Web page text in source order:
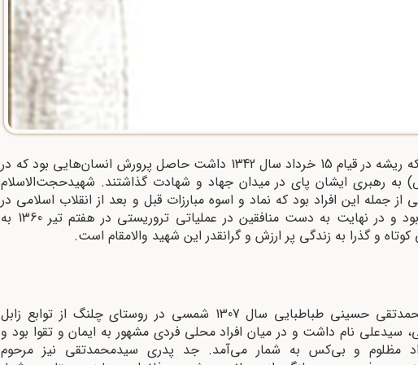
پیروزی نهضت امام خمینی که ریشه در قیام 15 خرداد سال 1342 داشت حاصل پرورش انسان‌هایی بود که در
رهبری ایشان پای در میدان جهاد و شهادت گذاشتند. شهیدحجت‌الاسلام
جمله این افراد بود که نماد و اسوه مبارزات قبل و بعد از انقلاب اسلامی در
استان سیستان و بلوچستان بود و در نهایت به دست منافقین در عملیاتی تروریستی در هفتم تیر 1360 به
و گذرا به زندگی پر ارزش و گرانقدر این شهید والامقام است.
حجت‌الاسلام شهید سید محمدتقى حسینى طباطبایى سال 1307 شمسى در روستاى چلنگ از توابع زابل
سیدعلى نام داشت و در میان افراد محلى فردى مشهور به ایمان و تقوا بود و
مظلوم و بى‌کس به شمار مى‌آمد. جد پدرى سیدمحمدتقى نیز مرحوم